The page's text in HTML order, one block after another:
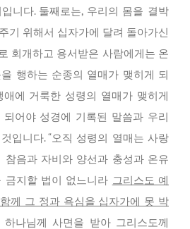
니다. 둘째로는, 우리의 몸을 결박
기 위해서 십자가에 달려 돌아가신
회개하고 용서받은 사람에게는 온
행하는 순종의 열매가 맺히게 되
에 거룩한 성령의 열매가 맺히게
어야 성경에 기록된 말씀과 우리
입니다. “오직 성령의 열매는 사랑
참음과 자비와 양선과 충성과 온유
금지할 법이 없느니라 그리스도 예
께 그 정과 욕심을 십자가에 못 박
하나님께 사면을 받아 그리스도께